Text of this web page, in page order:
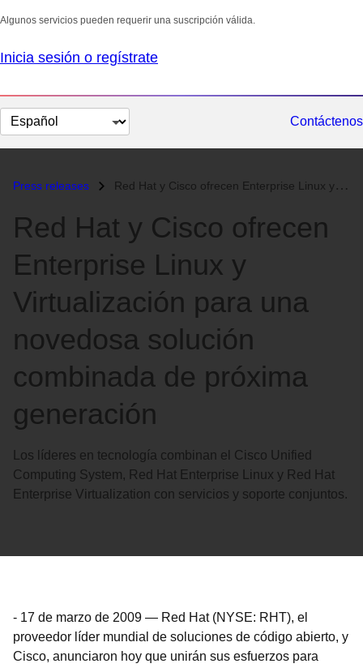
Algunos servicios pueden requerir una suscripción válida.
Inicia sesión o regístrate
Cambiar
el
Contáctenos
Press releases Red Hat y Cisco ofrecen Enterprise Linux y Virtualización para una nov...
Red Hat y Cisco ofrecen
Enterprise Linux y
Virtualización para una
novedosa solución
combinada de próxima
generación
Los líderes en tecnología combinan el Cisco Unified
Computing System, Red Hat Enterprise Linux y Red Hat
Enterprise Virtualization con servicios y soporte conjuntos.
- 17 de marzo de 2009 — Red Hat (NYSE: RHT), el
proveedor líder mundial de soluciones de código abierto, y
Cisco, anunciaron hoy que unirán sus esfuerzos para